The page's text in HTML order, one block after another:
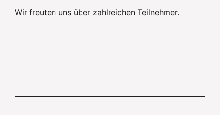
Wir freuten uns über zahlreichen Teilnehmer.